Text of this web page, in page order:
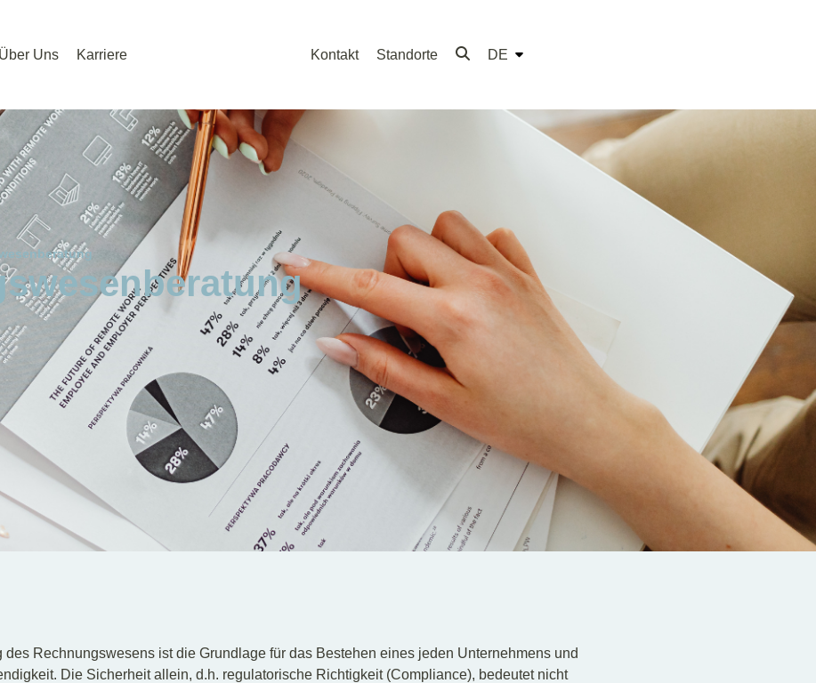
Über Uns Karriere Kontakt Standorte DE
des Rechnungswesens ist die Grundlage für das Bestehen eines jeden Unternehmens und
Die Sicherheit allein, d.h. regulatorische Richtigkeit (Compliance), bedeutet nicht